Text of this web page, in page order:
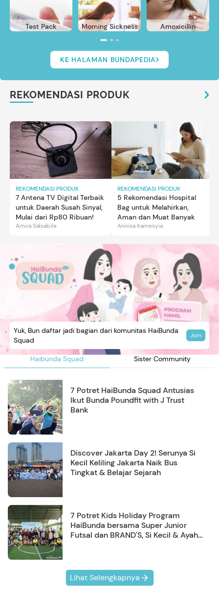
Test Pack Morning Sickness Amoxicillin
KE HALAMAN BUNDAPEDIA
REKOMENDASI PRODUK
REKOMENDASI PRODUK
7 Antena TV Digital Terbaik
untuk Daerah Susah Sinyal,
Mulai dari Rp80 Ribuan!
Amira Salsabila
REKOMENDASI PRODUK
5 Rekomendasi Hospital
Bag untuk Melahirkan,
Aman dan Muat Banyak
Annisa Karnesyia
Haibunda Squad Sister Community
Yuk, Bun daftar jadi bagian dari komunitas HaiBunda
Squad
Join
7 Potret HaiBunda Squad Antusias
Ikut Bunda Poundfit with J Trust
Bank
Discover Jakarta Day 2! Serunya Si
Kecil Keliling Jakarta Naik Bus
Tingkat & Belajar Sejarah
7 Potret Kids Holiday Program
HaiBunda bersama Super Junior
Futsal dan BRAND'S, Si Kecil & Ayah
Lihat Selengkapnya